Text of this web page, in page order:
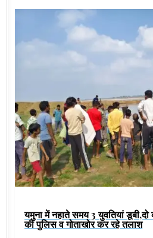
यमुना में नहाते समय 3 युवतियां
की पुलिस व गोताखोर कर रहे तलाश